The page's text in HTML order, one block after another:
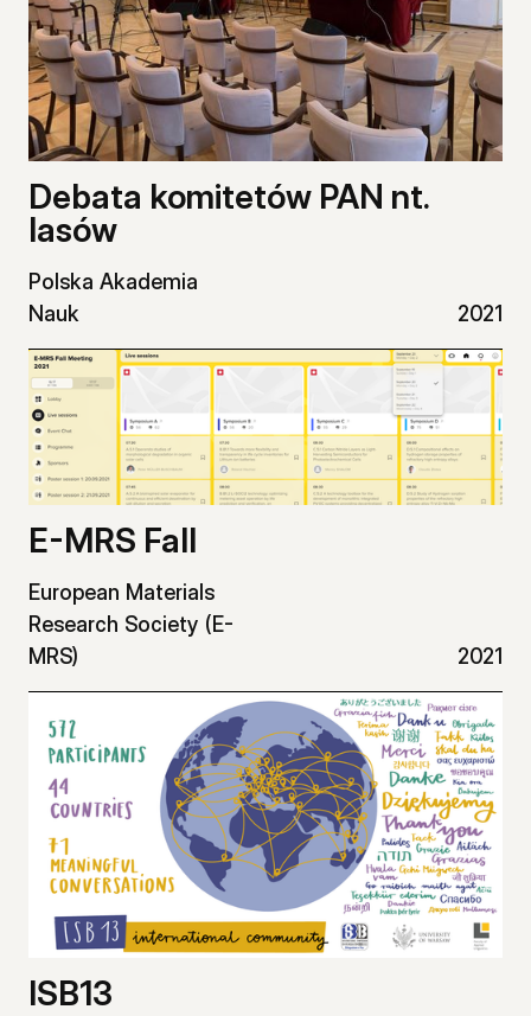
Debata komitetów PAN nt.
lasów
Polska Akademia
Nauk
2021
E-MRS Fall
European Materials
Research Society (E-
MRS)
2021
ISB13